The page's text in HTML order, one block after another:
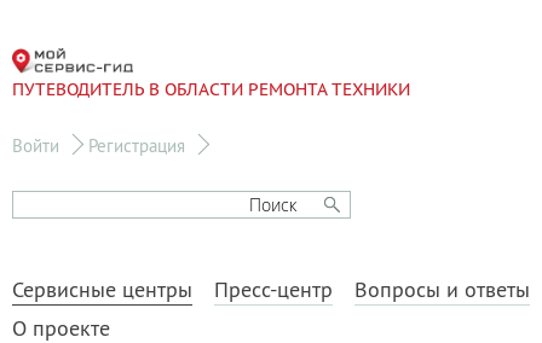
ПУТЕВОДИТЕЛЬ В ОБЛАСТИ РЕМОНТА ТЕХНИКИ
Войти Регистрация
Сервисные центры Пресс-центр
Вопросы и ответы
О проекте